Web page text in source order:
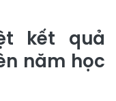
kết quả
năm học